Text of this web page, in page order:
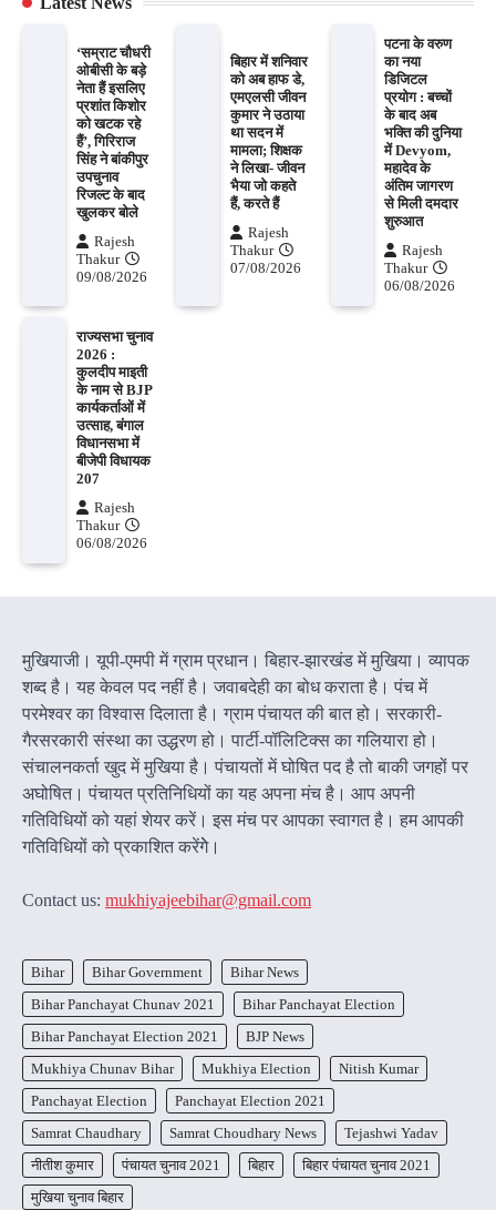
‘सम्राट चौधरी
ओबीसी के बड़े
नेता हैं इसलिए
प्रशांत किशोर
को खटक रहे
हैं’, गिरिराज
सिंह ने बांकीपुर
उपचुनाव
रिजल्ट के बाद
खुलकर बोले
Rajesh
Thakur
09/08/2026
बिहार में शनिवार
को अब हाफ डे,
एमएलसी जीवन
कुमार ने उठाया
था सदन में
मामला; शिक्षक
ने लिखा- जीवन
भैया जो कहते
हैं, करते हैं
Rajesh
Thakur
07/08/2026
पटना के वरुण
का नया
डिजिटल
प्रयोग : बच्चों
के बाद अब
भक्ति की दुनिया
में Devyom,
महादेव के
अंतिम जागरण
से मिली दमदार
शुरुआत
Rajesh
Thakur
06/08/2026
राज्यसभा चुनाव
2026 :
कुलदीप माइती
के नाम से BJP
कार्यकर्ताओं में
उत्साह, बंगाल
विधानसभा में
बीजेपी विधायक
207
Rajesh
Thakur
06/08/2026
मुखियाजी। यूपी-एमपी में ग्राम प्रधान। बिहार-झारखंड में मुखिया। व्यापक
शब्द है। यह केवल पद नहीं है। जवाबदेही का बोध कराता है। पंच में
परमेश्वर का विश्वास दिलाता है। ग्राम पंचायत की बात हो। सरकारी-
गैरसरकारी संस्था का उद्धरण हो। पार्टी-पॉलिटिक्स का गलियारा हो।
संचालनकर्ता खुद में मुखिया है। पंचायतों में घोषित पद है तो बाकी जगहों पर
अघोषित। पंचायत प्रतिनिधियों का यह अपना मंच है। आप अपनी
गतिविधियों को यहां शेयर करें। इस मंच पर आपका स्वागत है। हम आपकी
गतिविधियों को प्रकाशित करेंगेे।
Contact us: mukhiyajeebihar@gmail.com
Bihar Bihar Government
Bihar News
Bihar Panchayat Chunav 2021
Bihar Panchayat Election
Bihar Panchayat Election 2021
BJP News
Mukhiya Chunav Bihar
Mukhiya Election
Nitish Kumar
Panchayat Election
Panchayat Election 2021
Samrat Chaudhary
Samrat Choudhary News
Tejashwi Yadav
नीतीश कुमार
पंचायत चुनाव 2021 बिहार
बिहार पंचायत चुनाव 2021
मुखिया चुनाव बिहार